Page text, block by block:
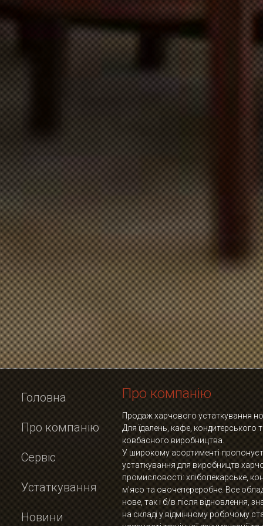
Головна
Про компанію
Сервіс
Устаткування
Новини
Про компанію
Продаж харчового устаткування
Для їдалень, кафе, кондитерського
ковбасного виробництва.
У широкому асортименті
устаткування для виробництв
промисловості: хлібопекарське,
м'ясо та овочепереробне. Все
нове, так і б/в після відновлення,
на складі у відмінному робочому